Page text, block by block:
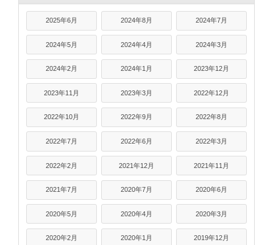
2025年6月 2024年8月 2024年7月
2024年5月 2024年4月 2024年3月
2024年2月 2024年1月 2023年12月
2023年11月 2023年3月 2022年12月
2022年10月 2022年9月 2022年8月
2022年7月 2022年6月 2022年3月
2022年2月 2021年12月 2021年11月
2021年7月 2020年7月 2020年6月
2020年5月 2020年4月 2020年3月
2020年2月 2020年1月 2019年12月